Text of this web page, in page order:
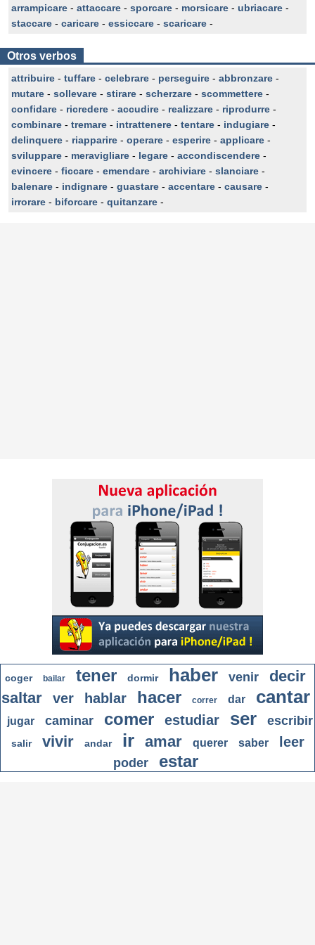
arrampicare - attaccare - sporcare - morsicare - ubriacare -
staccare - caricare - essiccare - scaricare -
Otros verbos
attribuire - tuffare - celebrare - perseguire - abbronzare -
mutare - sollevare - stirare - scherzare - scommettere -
confidare - ricredere - accudire - realizzare - riprodurre -
combinare - tremare - intrattenere - tentare - indugiare -
delinquere - riapparire - operare - esperire - applicare -
sviluppare - meravigliare - legare - accondiscendere -
evincere - ficcare - emendare - archiviare - slanciare -
balenare - indignare - guastare - accentare - causare -
irrorare - biforcare - quitanzare -
coger bailar tener dormir haber venir
decir
saltar
ver hablar hacer correr dar cantar
jugar caminar comer estudiar ser escribir
salir vivir andar ir amar querer saber leer
poder estar